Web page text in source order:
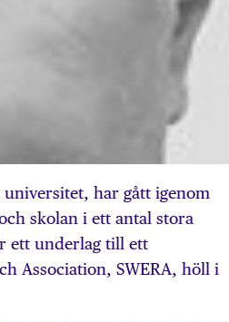
har gått igenom
skolan i ett antal stora
ett underlag till ett
Association, SWERA, höll i